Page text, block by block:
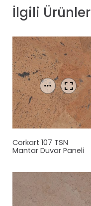
İlgili Ürünler
Corkart 107 TSN
Mantar Duvar Paneli